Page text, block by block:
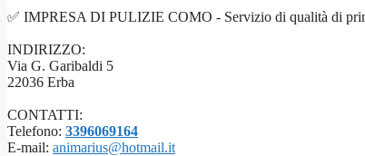
✅ IMPRESA DI PULIZIE COMO - Servizio di qualità di
INDIRIZZO:
Via G. Garibaldi 5
22036 Erba
CONTATTI:
Telefono: 3396069164
E-mail: animarius@hotmail.it